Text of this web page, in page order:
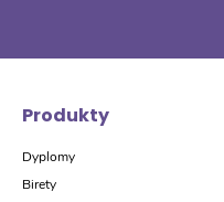
Produkty
Dyplomy
Birety